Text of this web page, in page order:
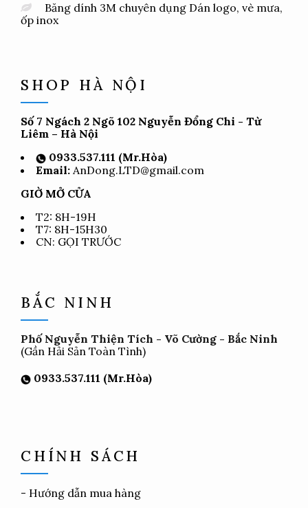
Băng dính 3M chuyên dụng Dán logo, vè mưa,
ốp inox
SHOP HÀ NỘI
Số 7 Ngách 2 Ngõ 102 Nguyễn Đổng Chi - Từ
Liêm – Hà Nội
0933.537.111 (Mr.Hòa)
Email: AnDong.LTD@gmail.com
GIỜ MỞ CỬA
T2: 8H-19H
T7: 8H-15H30
CN: GỌI TRƯỚC
BẮC NINH
Phố Nguyễn Thiện Tích - Võ Cường - Bắc Ninh
(Gần Hải Sản Toàn Tình)
0933.537.111 (Mr.Hòa)
CHÍNH SÁCH
- Hướng dẫn mua hàng